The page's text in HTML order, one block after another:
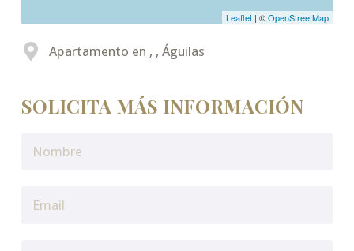
Leaflet | ©OpenStreetMap
Apartamento en , , Águilas
SOLICITA MÁS INFORMACIÓN